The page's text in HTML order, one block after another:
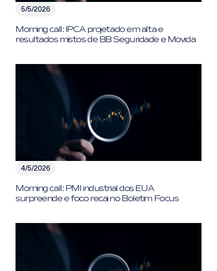
5/5/2026
Morning call: IPCA projetado em alta e
resultados mistos de BB Seguridade e Movida
4/5/2026
Morning call: PMI industrial dos EUA
surpreende e foco recai no Boletim Focus